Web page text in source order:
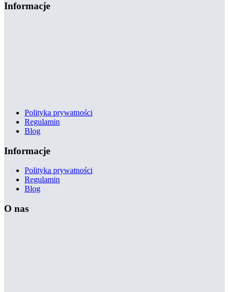
Informacje
Polityka prywatności
Regulamin
Blog
Informacje
Polityka prywatności
Regulamin
Blog
O nas